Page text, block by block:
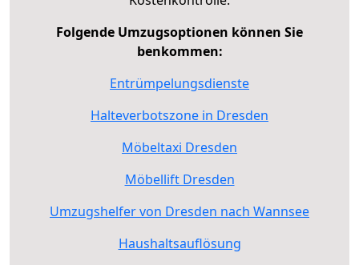
Folgende Umzugsoptionen können Sie
benkommen:
Entrümpelungsdienste
Halteverbotszone in Dresden
Möbeltaxi Dresden
Möbellift Dresden
Umzugshelfer von Dresden nach Wannsee
Haushaltsauflösung